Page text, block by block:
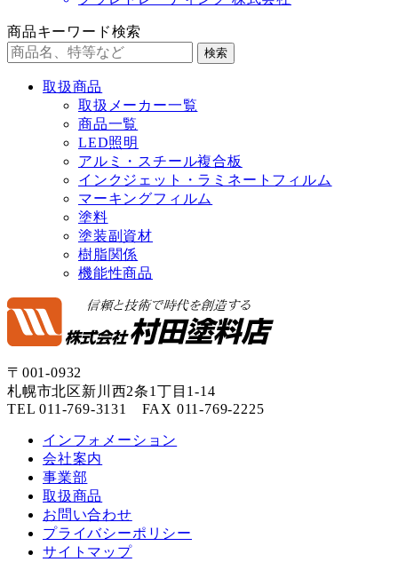
商品キーワード検索
検索
取扱商品
取扱メーカー一覧
商品一覧
LED照明
アルミ・スチール複合板
インクジェット・ラミネートフィルム
マーキングフィルム
塗料
塗装副資材
樹脂関係
機能性商品
〒001-0932
札幌市北区新川西2条1丁目1-14
TEL 011-769-3131 FAX 011-769-2225
インフォメーション
会社案内
事業部
取扱商品
お問い合わせ
プライバシーポリシー
サイトマップ